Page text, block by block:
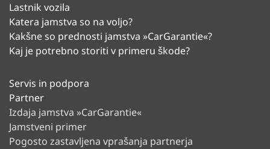
Lastnik vozila
Katera jamstva so na voljo?
Kakšne so prednosti jamstva »CarGarantie«?
Kaj je potrebno storiti v primeru škode?
Servis in podpora
Partner
Izdaja jamstva »CarGarantie«
Jamstveni primer
Pogosto zastavljena vprašanja partnerja